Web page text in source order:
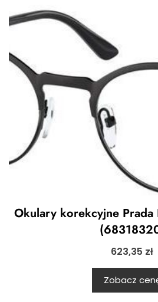
Okulary korekcyjne Prada
623,35 zł
Zobacz